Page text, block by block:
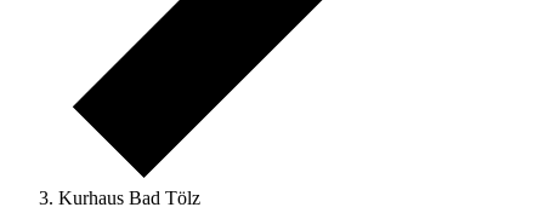
Kurhaus Bad Tölz